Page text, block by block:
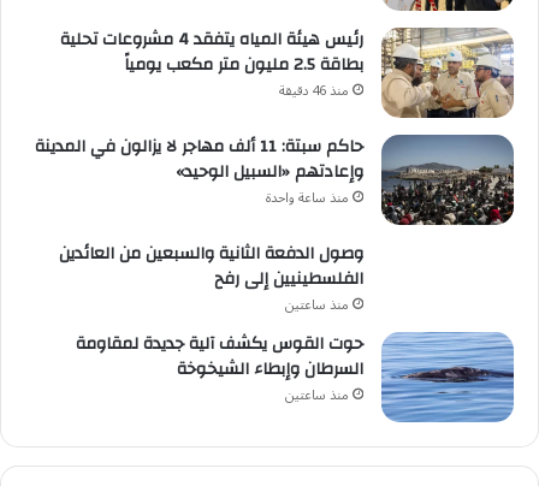
رئيس هيئة المياه يتفقد 4 مشروعات تحلية
بطاقة 2.5 مليون متر مكعب يومياً
منذ 46 دقيقة
حاكم سبتة: 11 ألف مهاجر لا يزالون في المدينة
وإعادتهم «السبيل الوحيد»
منذ ساعة واحدة
وصول الدفعة الثانية والسبعين من العائدين
الفلسطينيين إلى رفح
منذ ساعتين
حوت القوس يكشف آلية جديدة لمقاومة
السرطان وإبطاء الشيخوخة
منذ ساعتين